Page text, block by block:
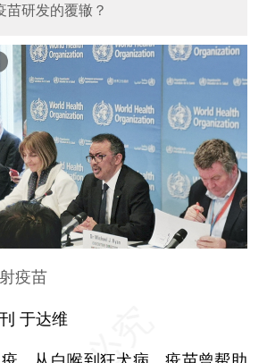
苗研发的覆辙？
疫苗
于达维